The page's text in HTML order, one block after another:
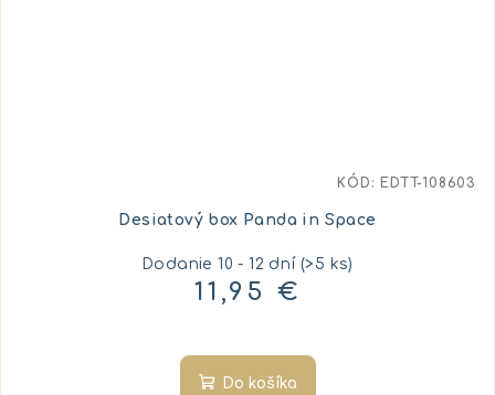
Desiatový box Panda in Space
Dodanie 10 - 12 dní(>5 ks)
11,95 €
Do košíka
KÓD: EDTT-108603